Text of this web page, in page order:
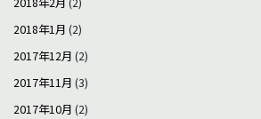
2018年1月 (2)
2017年12月 (2)
2017年11月 (3)
2017年10月 (2)